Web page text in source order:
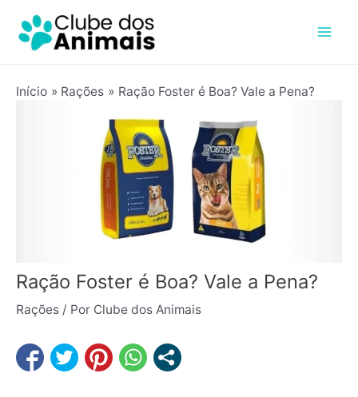
para
Início Rações Ração Foster é Boa? Vale a Pena?
Ração Foster é Boa? Vale a Pena?
Rações / Por Clube dos Animais
navigation